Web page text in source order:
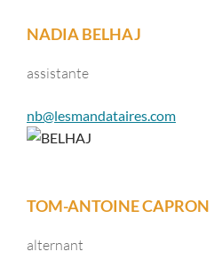
NADIA BELHAJ
assistante
nb@lesmandataires.com
TOM-ANTOINE CAPRON
alternant